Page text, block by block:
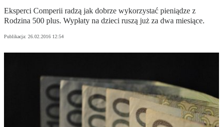
Eksperci Comperii radzą jak dobrze wykorzystać pieniądze z
Rodzina 500 plus. Wypłaty na dzieci ruszą już za dwa miesiące.
Publikacja: 26.02.2016 12:54